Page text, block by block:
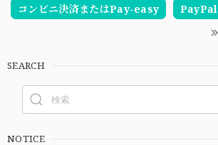
コンビニ決済またはPay-easy PayPal
SEARCH
NOTICE